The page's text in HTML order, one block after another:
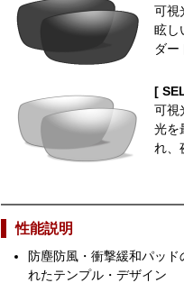
可視
眩し
ダー
[
可視
光を
れ、
性能説明
防塵防風・衝撃緩和パッ
れたテンプル・デザイン